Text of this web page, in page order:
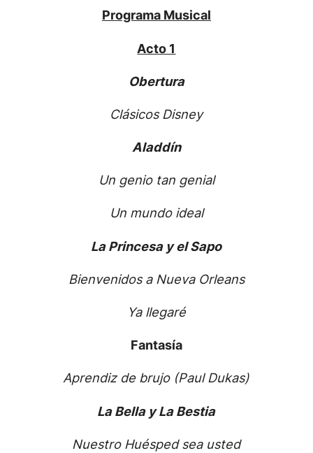
Programa Musical
Acto 1
Obertura
Clásicos Disney
Aladdín
Un genio tan genial
Un mundo ideal
La Princesa y el Sapo
Bienvenidos a Nueva Orleans
Ya llegaré
Fantasía
Aprendiz de brujo (Paul Dukas)
La Bella y La Bestia
Nuestro Huésped sea usted